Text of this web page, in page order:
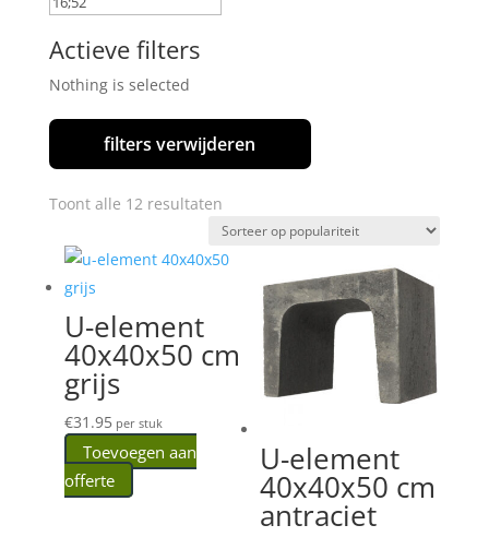
Actieve filters
Nothing is selected
filters verwijderen
Toont alle 12 resultatenGesorteerd
op
populariteit
U-element
40x40x50 cm
grijs
€31.95per stuk
Toevoegen aan
offerte
U-element
40x40x50 cm
antraciet